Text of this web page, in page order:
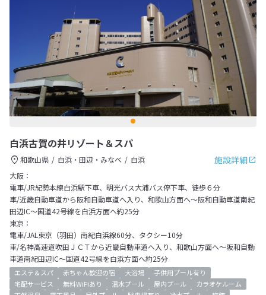
白浜古賀の井リゾート＆スパ
施設詳細
和歌山県 白浜・田辺・みなべ
白浜
大阪：
電車/JR紀勢本線白浜駅下車、明光バス大浦バス停下車、徒歩６分
車/近畿自動車道から阪和自動車道へ入り、和歌山方面へ～阪和自動車道南紀
田辺IC～国道42号線を白浜方面へ約25分
東京：
電車/JAL東京（羽田）南紀白浜線60分、タクシー10分
車/名神高速道吹田ＪＣＴから近畿自動車道へ入り、和歌山方面へ～阪和自動
車道南紀田辺IC～国道42号線を白浜方面へ約25分
エステ＆スパ 赤ちゃん歓迎の宿 大浴場
子供用プール有り
宅配サービス
無料WiFiあり 温水プール 屋内プール
カラオケルーム